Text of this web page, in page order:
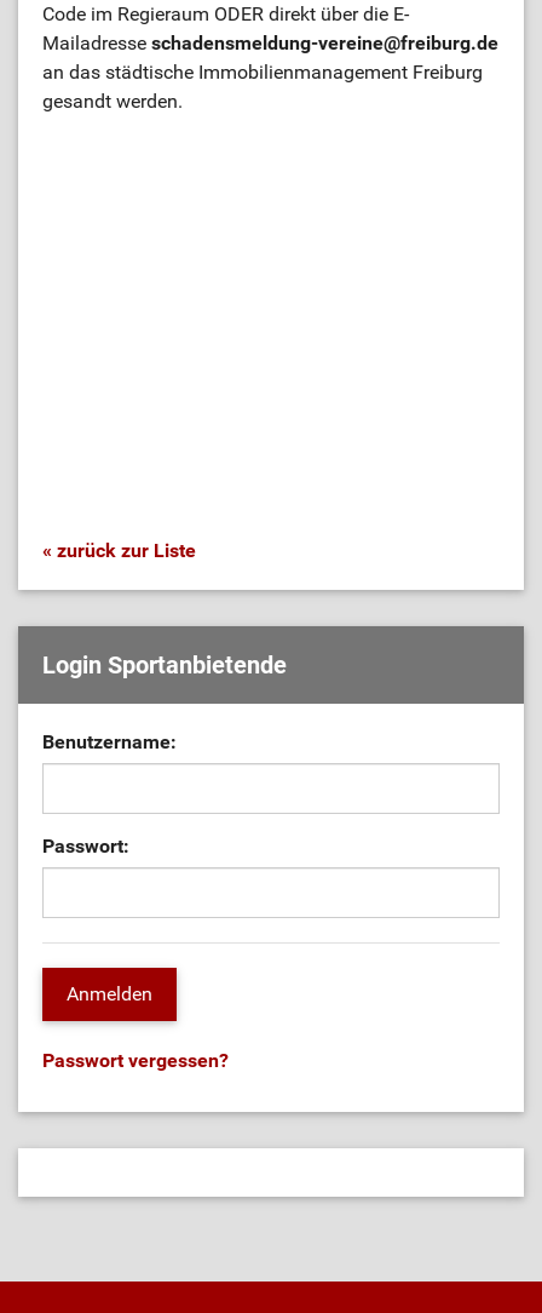
Code im Regieraum ODER direkt über die E-
Mailadresse schadensmeldung-vereine@freiburg.de
an das städtische Immobilienmanagement Freiburg
gesandt werden.
« zurück zur Liste
Login Sportanbietende
Benutzername:
Passwort:
Passwort vergessen?